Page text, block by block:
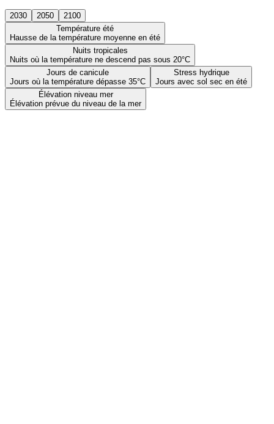
2030 2050
2100
Température été
Hausse de la température moyenne en été
Nuits tropicales
Nuits où la température ne descend pas sous 20°C
Jours de canicule
Jours où la température dépasse 35°C
Stress hydrique
Jours avec sol sec en été
Élévation niveau mer
Élévation prévue du niveau de la mer